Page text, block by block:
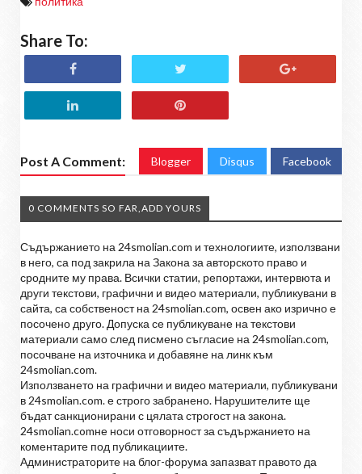
Share To:
Post A Comment: Blogger Disqus Facebook
0 COMMENTS SO FAR,ADD YOURS
Съдържанието на 24smolian.com и технологиите, използвани
в него, са под закрила на Закона за авторското право и
сродните му права. Всички статии, репортажи, интервюта и
други текстови, графични и видео материали, публикувани в
сайта, са собственост на 24smolian.com, освен ако изрично е
посочено друго. Допуска се публикуване на текстови
материали само след писмено съгласие на 24smolian.com,
посочване на източника и добавяне на линк към
24smolian.com.
Използването на графични и видео материали, публикувани
в 24smolian.com. е строго забранено. Нарушителите ще
бъдат санкционирани с цялата строгост на закона.
24smolian.comне носи отговорност за съдържанието на
коментарите под публикациите.
Администраторите на блог-форума запазват правото да